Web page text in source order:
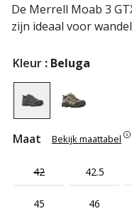
De Merrell Moab 3
zijn ideaal voor
Kleur : Beluga
Maat Bekijk maattabel
42 42.5
45 46